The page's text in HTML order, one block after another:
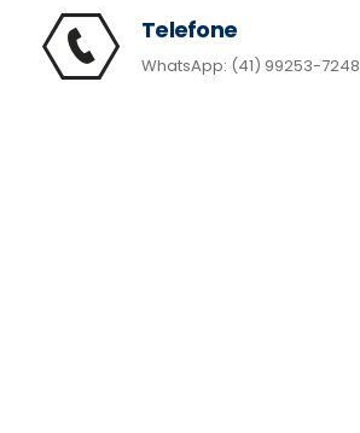
Telefone
WhatsApp: (41) 99253-7248